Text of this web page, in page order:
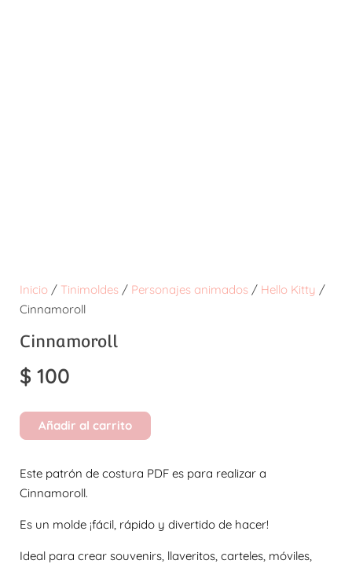
Inicio/ Tinimoldes/ Personajes animados/ Hello Kitty /
Cinnamoroll
Cinnamoroll
$ 100
Añadir al carrito
Este patrón de costura PDF es para realizar a
Cinnamoroll.
Es un molde ¡fácil, rápido y divertido de hacer!
Ideal para crear souvenirs, llaveritos, carteles, móviles,